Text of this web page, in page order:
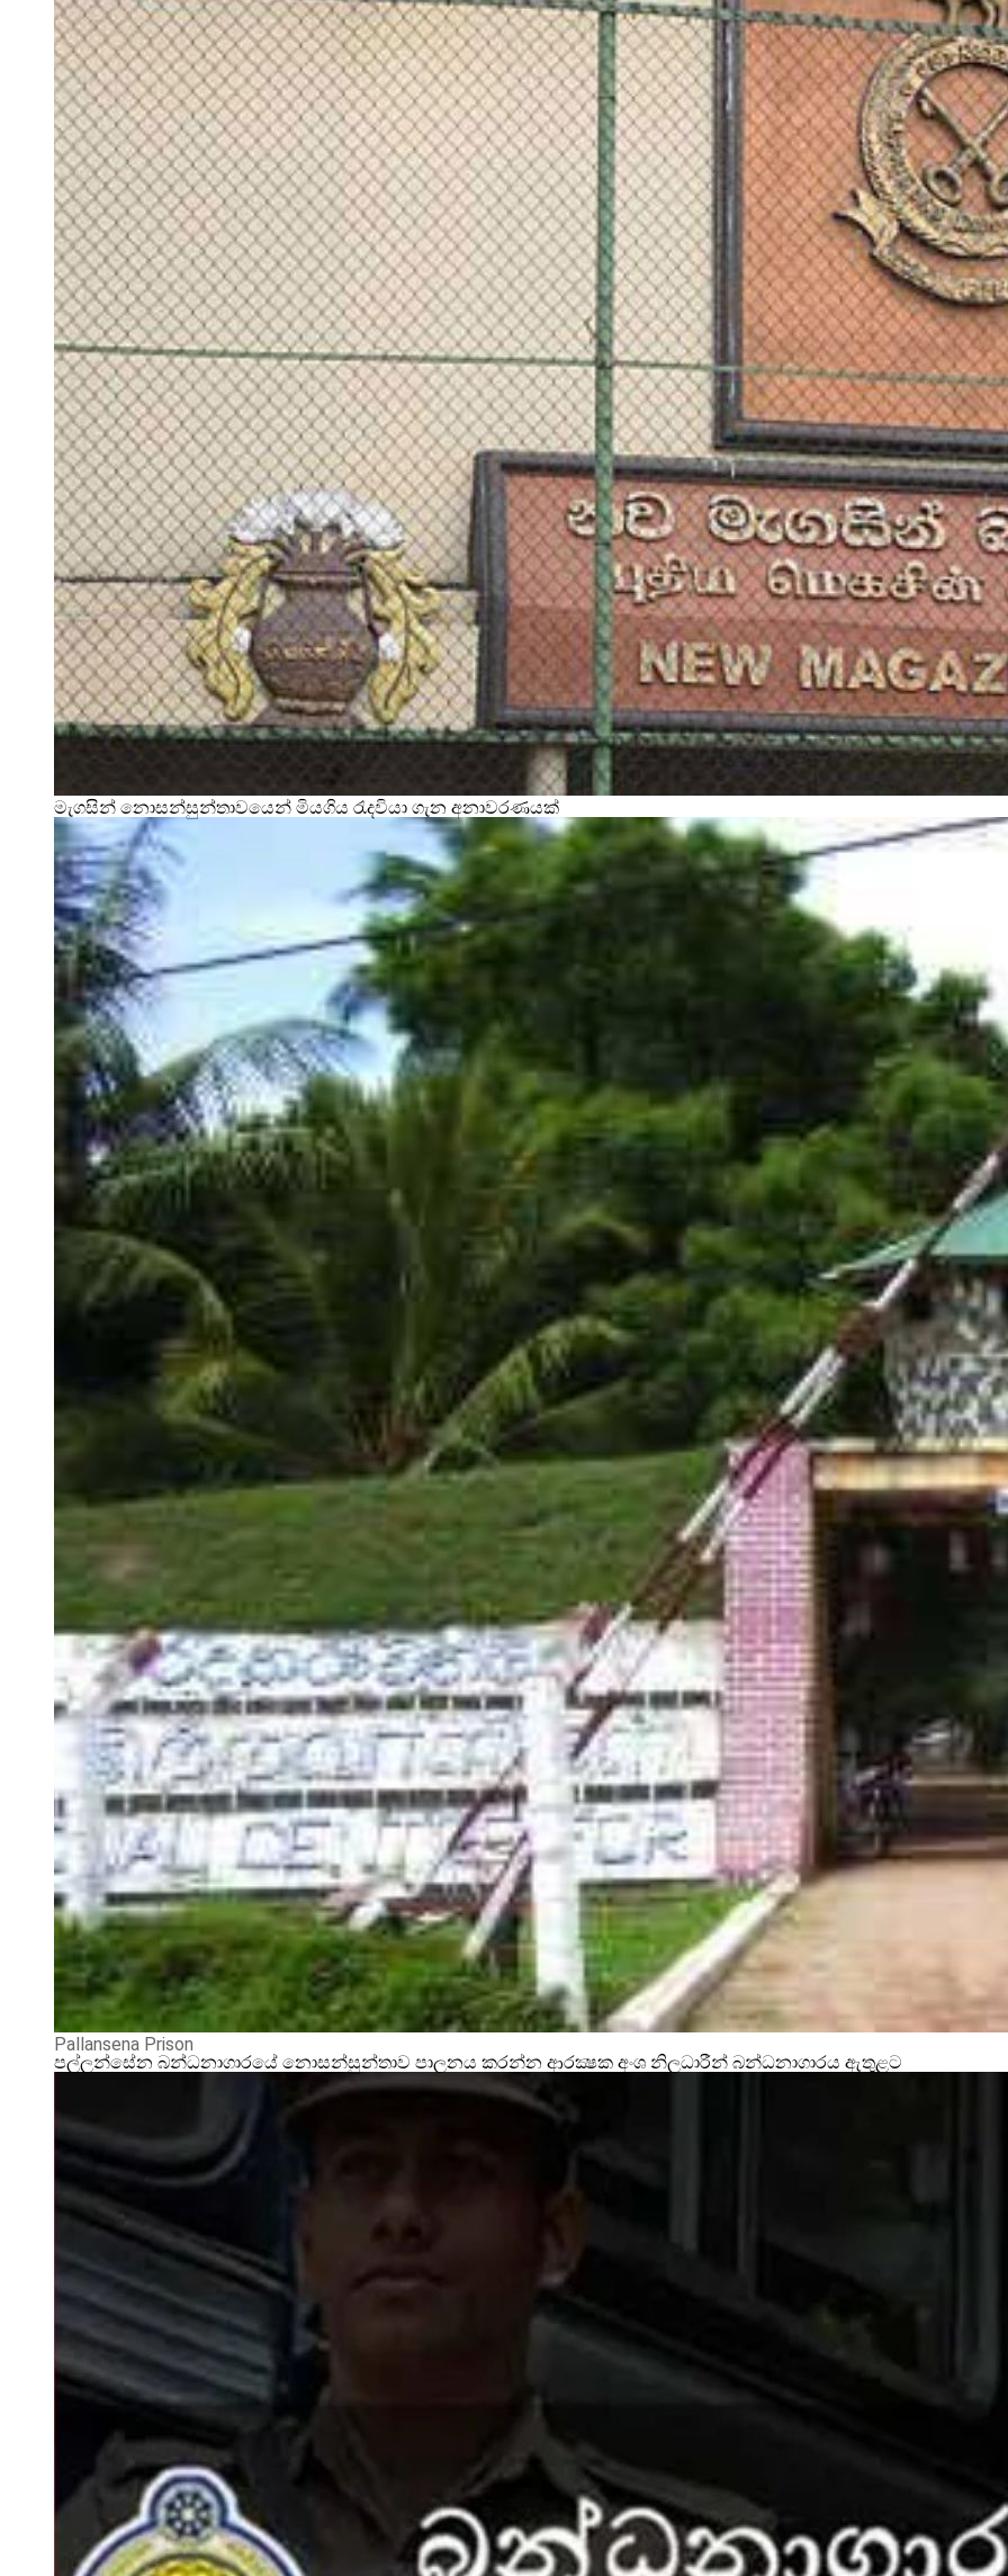
මැගසින් නොසන්සුන්තාවයෙන් මියගිය රැදවියා ගැන අනාවරණයක්
Pallansena Prison
පල්ලන්සේන බන්ධනාගාරයේ නොසන්සුන්තාව පාලනය කරන්න ආරක්‍ෂක අංශ නිලධාරීන් බන්ධනාගාරය ඇතුළට